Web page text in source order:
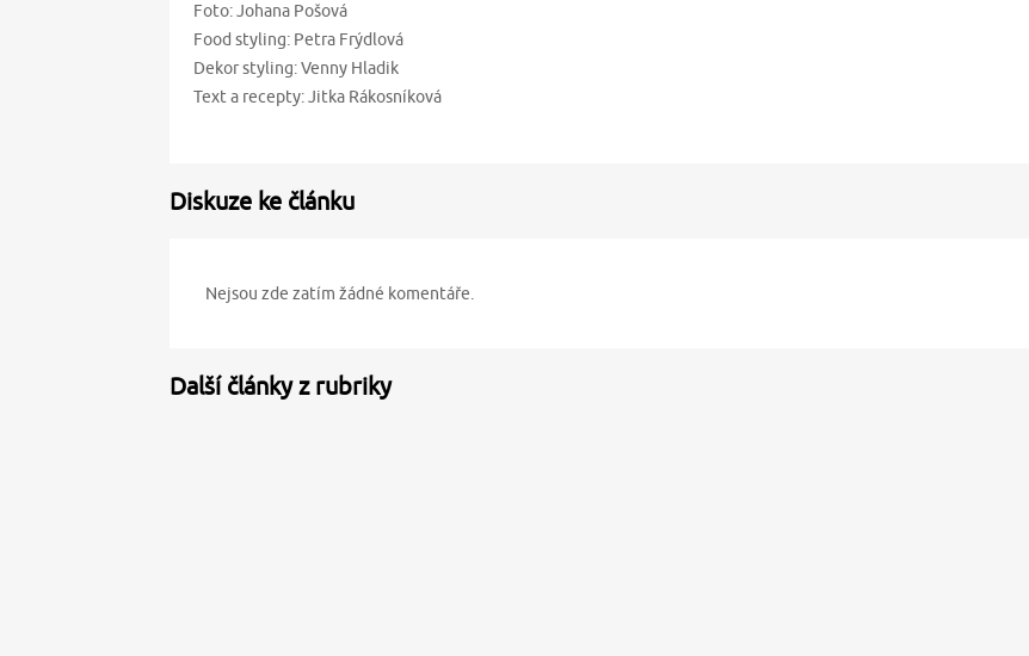
Foto: Johana Pošová
Food styling: Petra Frýdlová
Dekor styling: Venny Hladik
Text a recepty: Jitka Rákosníková
Diskuze ke článku
Nejsou zde zatím žádné komentáře.
Další články z rubriky